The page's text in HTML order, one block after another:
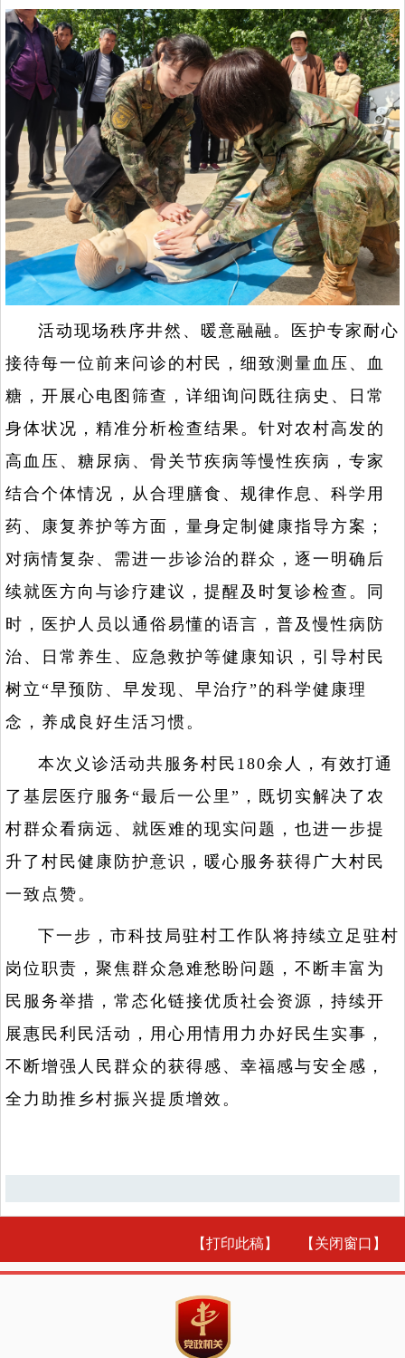
活动现场秩序井然、暖意融融。医护专家耐心
接待每一位前来问诊的村民，细致测量血压、血
糖，开展心电图筛查，详细询问既往病史、日常
身体状况，精准分析检查结果。针对农村高发的
高血压、糖尿病、骨关节疾病等慢性疾病，专家
结合个体情况，从合理膳食、规律作息、科学用
药、康复养护等方面，量身定制健康指导方案；
对病情复杂、需进一步诊治的群众，逐一明确后
续就医方向与诊疗建议，提醒及时复诊检查。同
时，医护人员以通俗易懂的语言，普及慢性病防
治、日常养生、应急救护等健康知识，引导村民
树立“早预防、早发现、早治疗”的科学健康理
念，养成良好生活习惯。
本次义诊活动共服务村民180余人，有效打通
了基层医疗服务“最后一公里”，既切实解决了农
村群众看病远、就医难的现实问题，也进一步提
升了村民健康防护意识，暖心服务获得广大村民
一致点赞。
下一步，市科技局驻村工作队将持续立足驻村
岗位职责，聚焦群众急难愁盼问题，不断丰富为
民服务举措，常态化链接优质社会资源，持续开
展惠民利民活动，用心用情用力办好民生实事，
不断增强人民群众的获得感、幸福感与安全感，
全力助推乡村振兴提质增效。
【打印此稿】 【关闭窗口】